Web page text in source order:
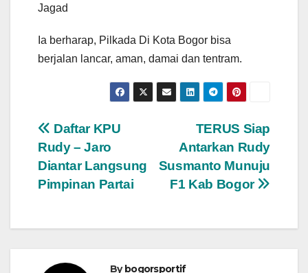
Jagad
Ia berharap, Pilkada Di Kota Bogor bisa
berjalan lancar, aman, damai dan tentram.
Navigasi
pos
TERUS Siap
Antarkan Rudy
Susmanto Munuju
F1 Kab Bogor
Daftar KPU
Rudy – Jaro
Diantar Langsung
Pimpinan Partai
Bybogorsportif